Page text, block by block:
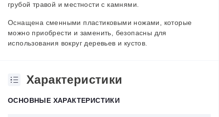
грубой травой и местности с камнями.
Оснащена сменными пластиковыми ножами, которые
можно приобрести и заменить, безопасны для
использования вокруг деревьев и кустов.
Характеристики
ОСНОВНЫЕ ХАРАКТЕРИСТИКИ